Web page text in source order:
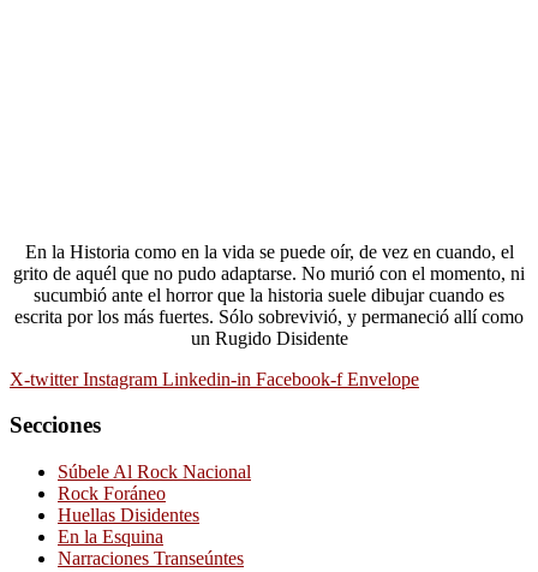
En la Historia como en la vida se puede oír, de vez en cuando, el
grito de aquél que no pudo adaptarse. No murió con el momento, ni
sucumbió ante el horror que la historia suele dibujar cuando es
escrita por los más fuertes. Sólo sobrevivió, y permaneció allí como
un Rugido Disidente
X-twitter Instagram Linkedin-in Facebook-f Envelope
Secciones
Súbele Al Rock Nacional
Rock Foráneo
Huellas Disidentes
En la Esquina
Narraciones Transeúntes